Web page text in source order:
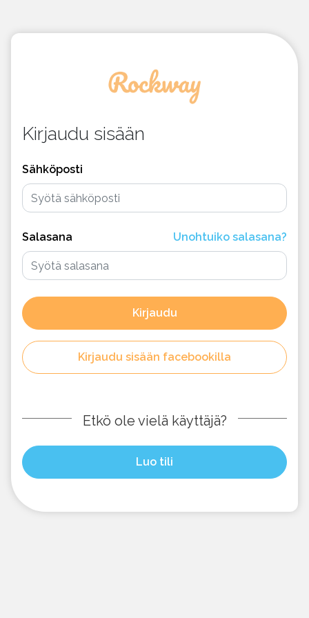
Kirjaudu sisään
Sähköposti
Salasana Unohtuiko salasana?
Kirjaudu
Kirjaudu sisään facebookilla
Etkö ole vielä käyttäjä?
Luo tili